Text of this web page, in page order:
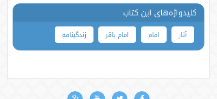
کلیدواژه‌های این کتاب
آثار امام ‬امام باقر زندگینامه